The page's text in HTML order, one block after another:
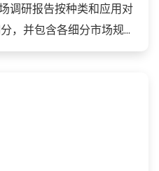
调研报告按种类和应用对
，并包含各细分市场规...